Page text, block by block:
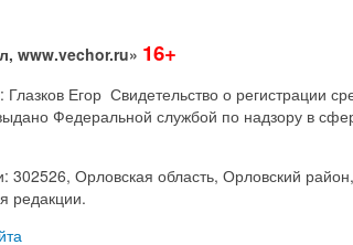
www.vechor.ru» 16+
Глазков Егор Свидетельство о
Федеральной службой по надзору в
302526, Орловская область, Орловский
редакции.